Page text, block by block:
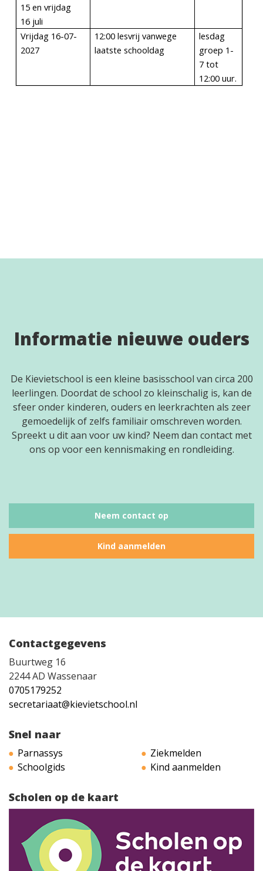
15 en vrijdag
16 juli
Vrijdag 16-07-
2027
12:00 lesvrij vanwege
laatste schooldag
lesdag
groep 1-
7 tot
12:00 uur.
Informatie nieuwe ouders
De Kievietschool is een kleine basisschool van circa 200
leerlingen. Doordat de school zo kleinschalig is, kan de
sfeer onder kinderen, ouders en leerkrachten als zeer
gemoedelijk of zelfs familiair omschreven worden.
Spreekt u dit aan voor uw kind? Neem dan contact met
ons op voor een kennismaking en rondleiding.
Neem contact op
Kind aanmelden
Contactgegevens
Buurtweg 16
2244 AD Wassenaar
0705179252
secretariaat@kievietschool.nl
Snel naar
Parnassys
Schoolgids
Ziekmelden
Kind aanmelden
Scholen op de kaart